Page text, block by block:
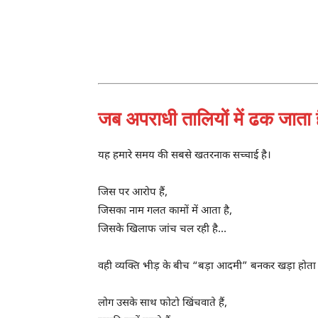
जब अपराधी तालियों में ढक
यह हमारे समय की सबसे खतरनाक सच्चाई है।
जिस पर आरोप हैं,
जिसका नाम गलत कामों में आता है,
जिसके खिलाफ जांच चल रही है…
वही व्यक्ति भीड़ के बीच “बड़ा आदमी” बनकर खड़ा होता
लोग उसके साथ फोटो खिंचवाते हैं,